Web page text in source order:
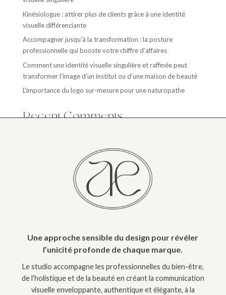
Kinésiologue : attirer plus de clients grâce à une identité
visuelle différenciante
Accompagner jusqu’à la transformation : la posture
professionnelle qui booste votre chiffre d’affaires
Comment une identité visuelle singulière et raffinée peut
transformer l’image d’un institut ou d’une maison de beauté
L’importance du logo sur-mesure pour une naturopathe
Recent Comments
Une approche sensible du design pour révéler
l’unicité profonde de chaque marque.
Le studio accompagne les professionnelles du bien-être,
de l’holistique et de la beauté en créant la communication
visuelle enveloppante, authentique et élégante, à la